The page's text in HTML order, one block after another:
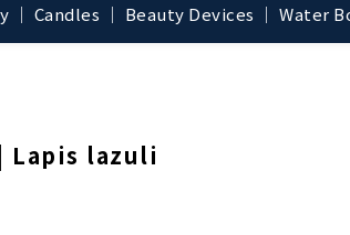
│ Candles │ Beauty Devices │ Water
Lapis lazuli